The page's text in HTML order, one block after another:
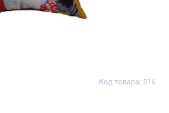
Код товара: 516